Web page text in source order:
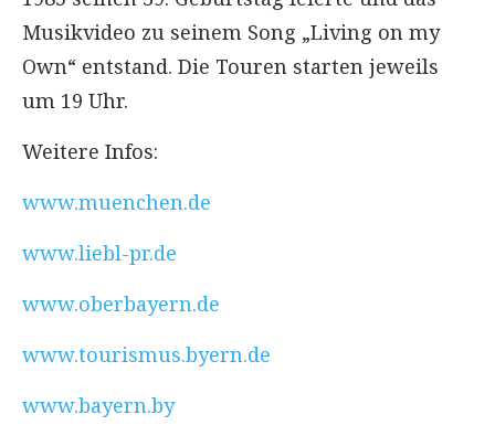
Musikvideo zu seinem Song „Living on my
Own“ entstand. Die Touren starten jeweils
um 19 Uhr.
Weitere Infos:
www.muenchen.de
www.liebl-pr.de
www.oberbayern.de
www.tourismus.byern.de
www.bayern.by